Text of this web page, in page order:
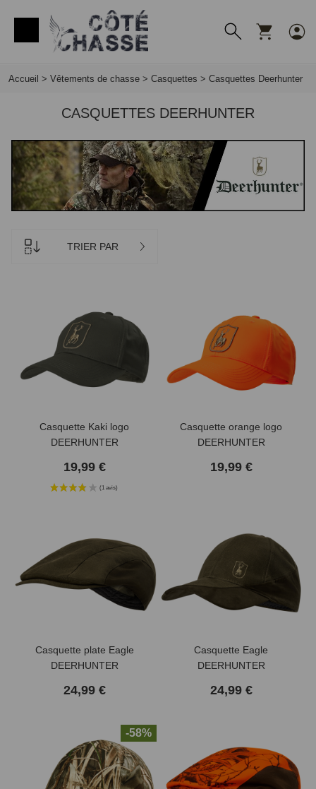
Accueil > Vêtements de chasse > Casquettes > Casquettes Deerhunter
CASQUETTES DEERHUNTER
TRIER PAR
Casquette Kaki logo
DEERHUNTER
19,99 €
Casquette orange logo
DEERHUNTER
19,99 €
Casquette plate Eagle
DEERHUNTER
24,99 €
Casquette Eagle
DEERHUNTER
24,99 €
-58%